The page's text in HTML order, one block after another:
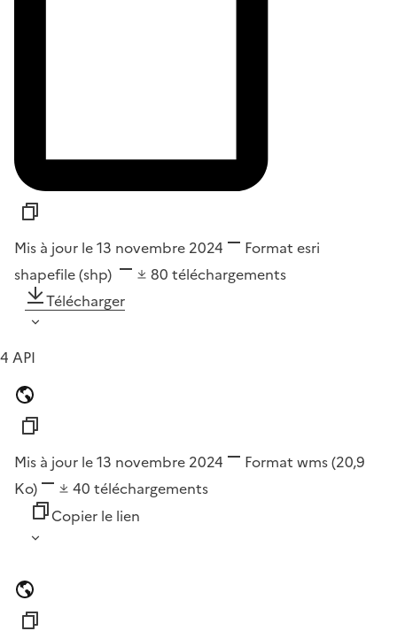
Mis à jour le 13 novembre 2024 Format esri
shapefile (shp)
80 téléchargements
Télécharger
4 API
Mis à jour le 13 novembre 2024 Format wms(20,9
Ko)
40 téléchargements
Copier le lien